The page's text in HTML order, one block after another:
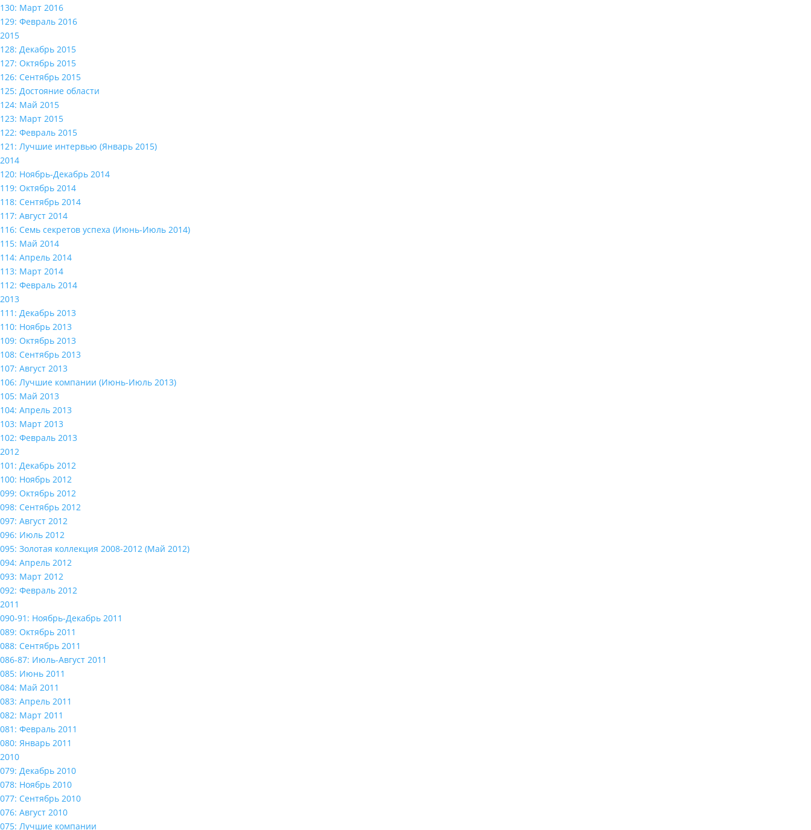
130: Март 2016
129: Февраль 2016
2015
128: Декабрь 2015
127: Октябрь 2015
126: Сентябрь 2015
125: Достояние области
124: Май 2015
123: Март 2015
122: Февраль 2015
121: Лучшие интервью (Январь 2015)
2014
120: Ноябрь-Декабрь 2014
119: Октябрь 2014
118: Сентябрь 2014
117: Август 2014
116: Семь секретов успеха (Июнь-Июль 2014)
115: Май 2014
114: Апрель 2014
113: Март 2014
112: Февраль 2014
2013
111: Декабрь 2013
110: Ноябрь 2013
109: Октябрь 2013
108: Сентябрь 2013
107: Август 2013
106: Лучшие компании (Июнь-Июль 2013)
105: Май 2013
104: Апрель 2013
103: Март 2013
102: Февраль 2013
2012
101: Декабрь 2012
100: Ноябрь 2012
099: Октябрь 2012
098: Сентябрь 2012
097: Август 2012
096: Июль 2012
095: Золотая коллекция 2008-2012 (Май 2012)
094: Апрель 2012
093: Март 2012
092: Февраль 2012
2011
090-91: Ноябрь-Декабрь 2011
089: Октябрь 2011
088: Сентябрь 2011
086-87: Июль-Август 2011
085: Июнь 2011
084: Май 2011
083: Апрель 2011
082: Март 2011
081: Февраль 2011
080: Январь 2011
2010
079: Декабрь 2010
078: Ноябрь 2010
077: Сентябрь 2010
076: Август 2010
075: Лучшие компании